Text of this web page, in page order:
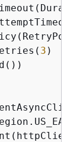
3 )